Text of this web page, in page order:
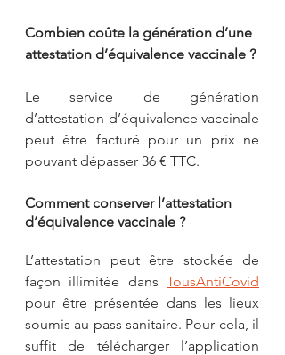
Combien coûte la génération d’une
attestation d’équivalence vaccinale ?
Le service de génération
d’attestation d’équivalence vaccinale
peut être facturé pour un prix ne
pouvant dépasser 36 € TTC.
Comment conserver l’attestation
d’équivalence vaccinale ?
L’attestation peut être stockée de
façon illimitée dans TousAntiCovid
pour être présentée dans les lieux
soumis au pass sanitaire. Pour cela, il
suffit de télécharger l’application